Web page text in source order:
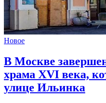
Новое
В Москве
храма XVI века,
улице Ильинка